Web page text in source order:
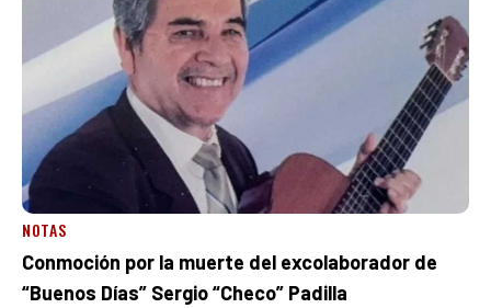
NOTAS
Conmoción por la muerte del excolaborador de
“Buenos Días” Sergio “Checo” Padilla